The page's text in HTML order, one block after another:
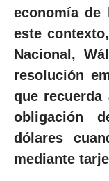
economía de
este
Nacional,
resolución
que
obligación
dólares
mediante